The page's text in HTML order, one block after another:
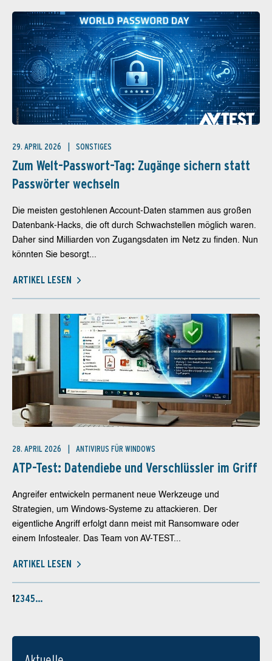
29. APRIL 2026 SONSTIGES
Zum Welt-Passwort-Tag: Zugänge sichern statt
Passwörter wechseln
Die meisten gestohlenen Account-Daten stammen aus großen
Datenbank-Hacks, die oft durch Schwachstellen möglich waren.
Daher sind Milliarden von Zugangsdaten im Netz zu finden. Nun
könnten Sie besorgt...
ARTIKEL LESEN
28. APRIL 2026 ANTIVIRUS FÜR WINDOWS
ATP-Test: Datendiebe und Verschlüssler im Griff
Angreifer entwickeln permanent neue Werkzeuge und
Strategien, um Windows-Systeme zu attackieren. Der
eigentliche Angriff erfolgt dann meist mit Ransomware oder
einem Infostealer. Das Team von AV-TEST...
ARTIKEL LESEN
12345…